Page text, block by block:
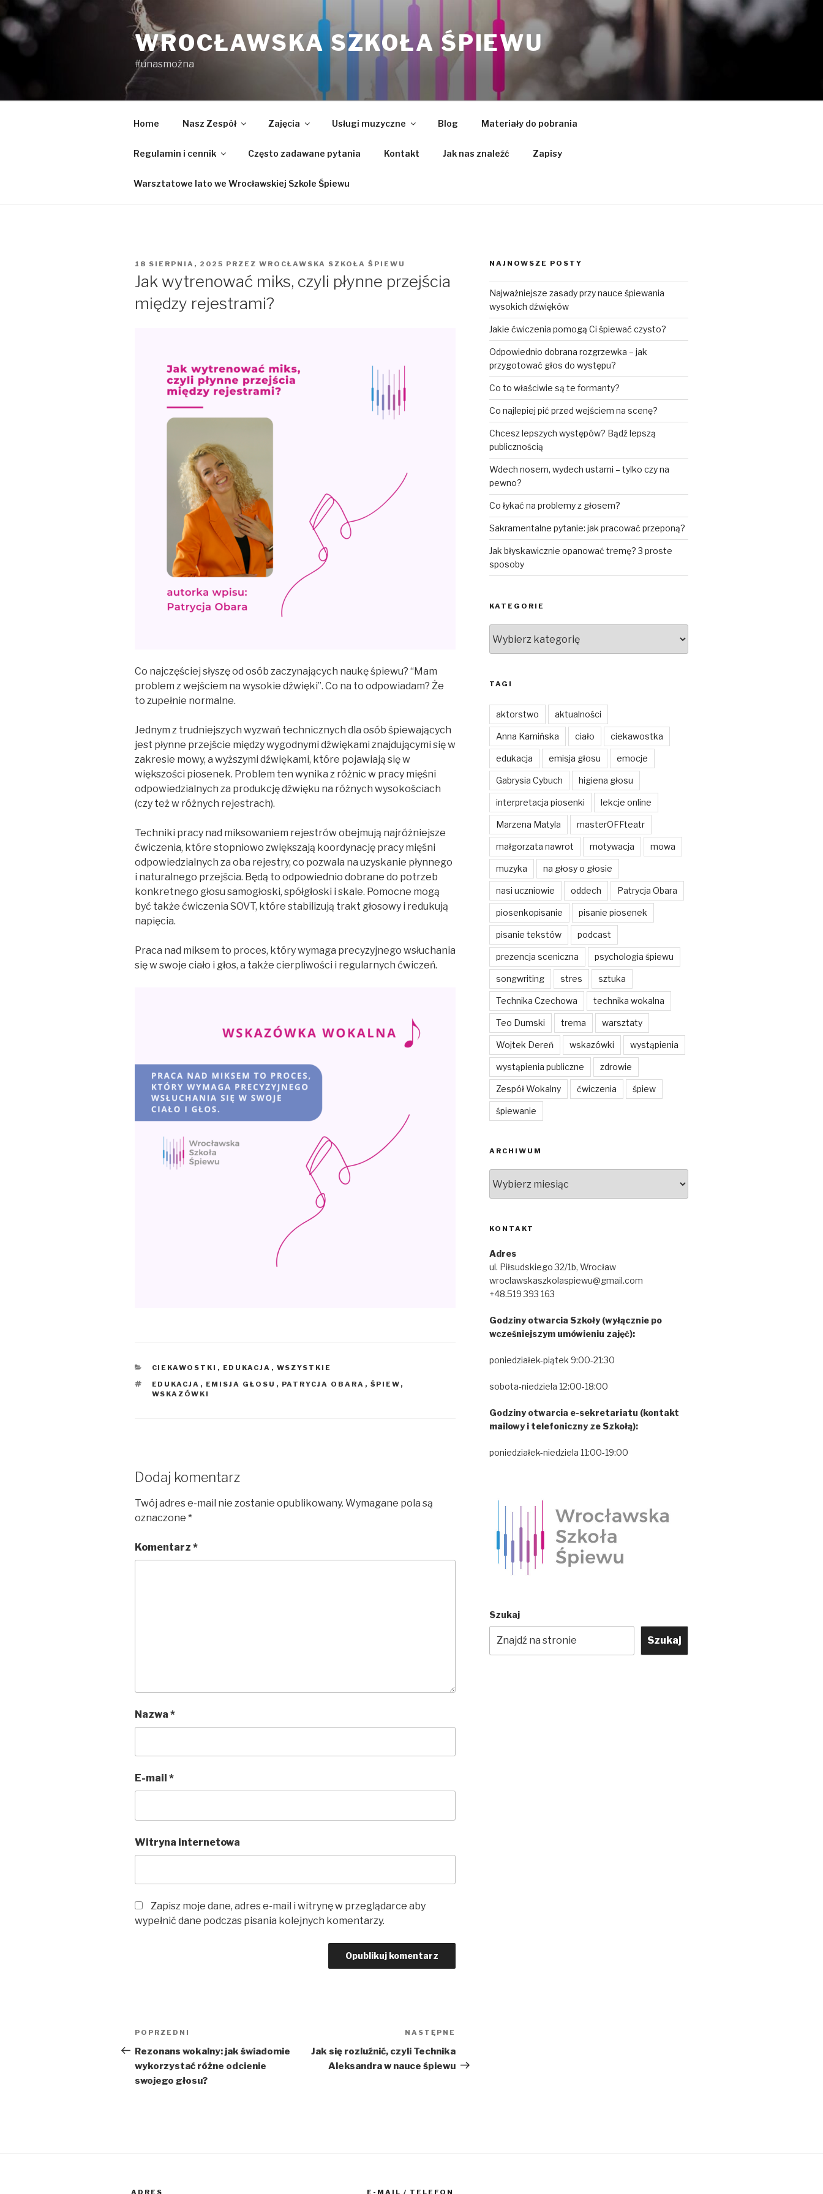
Przejdź
do
treści
WROCŁAWSKA SZKOŁA ŚPIEWU
#unasmożna
Home Nasz Zespół Zajęcia Usługi muzyczne Blog Materiały do pobrania
Regulamin i cennik Często zadawane pytania Kontakt Jak nas znaleźć Zapisy
Warsztatowe lato we Wrocławskiej Szkole Śpiewu
OPUBLIKOWANE
18 SIERPNIA, 2025 PRZEZ WROCŁAWSKA SZKOŁA ŚPIEWU
Jak wytrenować miks, czyli płynne przejścia
między rejestrami?
Co najczęściej słyszę od osób zaczynających naukę śpiewu? “Mam
problem z wejściem na wysokie dźwięki”. Co na to odpowiadam? Że
to zupełnie normalne.
Jednym z trudniejszych wyzwań technicznych dla osób śpiewających
jest płynne przejście między wygodnymi dźwiękami znajdującymi się w
zakresie mowy, a wyższymi dźwiękami, które pojawiają się w
większości piosenek. Problem ten wynika z różnic w pracy mięśni
odpowiedzialnych za produkcję dźwięku na różnych wysokościach
(czy też w różnych rejestrach).
Techniki pracy nad miksowaniem rejestrów obejmują najróżniejsze
ćwiczenia, które stopniowo zwiększają koordynację pracy mięśni
odpowiedzialnych za oba rejestry, co pozwala na uzyskanie płynnego
i naturalnego przejścia. Będą to odpowiednio dobrane do potrzeb
konkretnego głosu samogłoski, spółgłoski i skale. Pomocne mogą
być także ćwiczenia SOVT, które stabilizują trakt głosowy i redukują
napięcia.
Praca nad miksem to proces, który wymaga precyzyjnego wsłuchania
się w swoje ciało i głos, a także cierpliwości i regularnych ćwiczeń.
KATEGORIE
CIEKAWOSTKI , EDUKACJA , WSZYSTKIE
TAGI
EDUKACJA , EMISJA GŁOSU , PATRYCJA OBARA , ŚPIEW ,
WSKAZÓWKI
Dodaj komentarz
Twój adres e-mail nie zostanie opublikowany. Wymagane pola są
oznaczone *
Komentarz *
Nazwa *
E-mail *
Witryna internetowa
Zapisz moje dane, adres e-mail i witrynę w przeglądarce aby
wypełnić dane podczas pisania kolejnych komentarzy.
Nawigacja
wpisu
Poprzedni
wpis
POPRZEDNI
Rezonans wokalny: jak świadomie
wykorzystać różne odcienie
swojego głosu?
wpis
NASTĘPNE
Jak się rozluźnić, czyli Technika
Aleksandra w nauce śpiewu
NAJNOWSZE POSTY
Najważniejsze zasady przy nauce śpiewania
wysokich dźwięków
Jakie ćwiczenia pomogą Ci śpiewać czysto?
Odpowiednio dobrana rozgrzewka – jak
przygotować głos do występu?
Co to właściwie są te formanty?
Co najlepiej pić przed wejściem na scenę?
Chcesz lepszych występów? Bądź lepszą
publicznością
Wdech nosem, wydech ustami – tylko czy na
pewno?
Co łykać na problemy z głosem?
Sakramentalne pytanie: jak pracować przeponą?
Jak błyskawicznie opanować tremę? 3 proste
sposoby
KATEGORIE
TAGI
aktorstwo aktualności
Anna Kamińska ciało ciekawostka
edukacja emisja głosu emocje
Gabrysia Cybuch higiena głosu
interpretacja piosenki lekcje online
Marzena Matyla masterOFFteatr
małgorzata nawrot motywacja mowa
muzyka na głosy o głosie
nasi uczniowie oddech Patrycja Obara
piosenkopisanie pisanie piosenek
pisanie tekstów podcast
prezencja sceniczna psychologia śpiewu
songwriting stres sztuka
Technika Czechowa technika wokalna
Teo Dumski trema warsztaty
Wojtek Dereń wskazówki wystąpienia
wystąpienia publiczne zdrowie
Zespół Wokalny ćwiczenia śpiew
śpiewanie
ARCHIWUM
KONTAKT
Adres
ul. Piłsudskiego 32/1b, Wrocław
wroclawskaszkolaspiewu@gmail.com
+48.519 393 163
Godziny otwarcia Szkoły (wyłącznie po
wcześniejszym umówieniu zajęć):
poniedziałek-piątek 9:00-21:30
sobota-niedziela 12:00-18:00
Godziny otwarcia e-sekretariatu (kontakt
mailowy i telefoniczny ze Szkołą):
poniedziałek-niedziela 11:00-19:00
Szukaj
Szukaj
ADRES E-MAIL / TELEFON